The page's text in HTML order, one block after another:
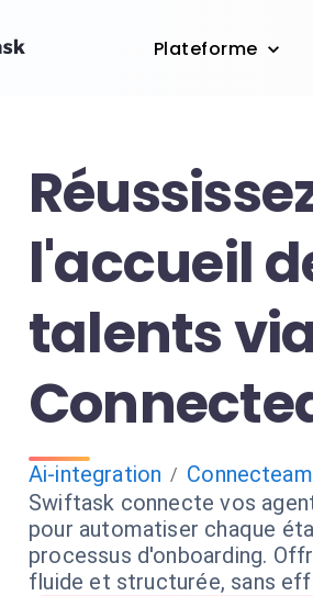
Plateforme
l'accueil
talents
Ai-integration / Connecteam
Swiftask connecte vos
pour automatiser chaque
processus d'onboarding.
fluide et structurée, sans